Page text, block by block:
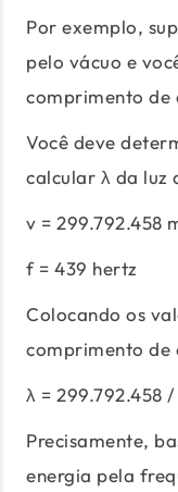
Por exemplo,
pelo vácuo e
comprimento de
Você deve
calcular λ da luz
v = 299.792.458
f = 439 hertz
Colocando os
comprimento de
λ = 299.792.458
Precisamente,
energia pela